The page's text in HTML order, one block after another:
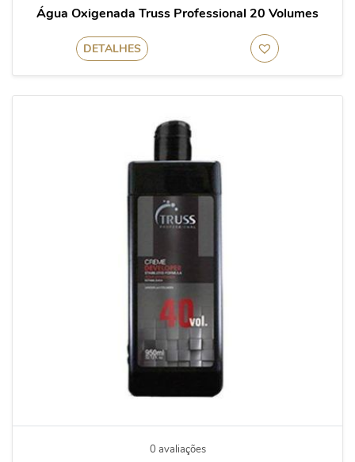
Água Oxigenada Truss Professional 20 Volumes
DETALHES
0 avaliações